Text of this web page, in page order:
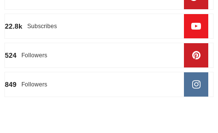
22.8k Subscribes
524 Followers
849 Followers